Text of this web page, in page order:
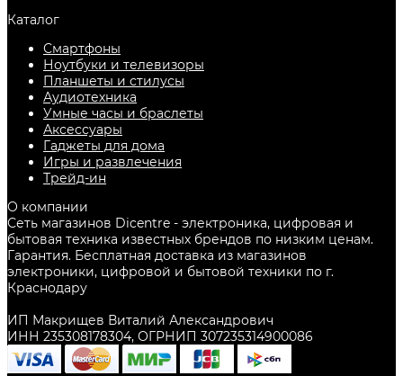
Каталог
Смартфоны
Ноутбуки и телевизоры
Планшеты и стилусы
Аудиотехника
Умные часы и браслеты
Аксессуары
Гаджеты для дома
Игры и развлечения
Трейд-ин
О компании
Сеть магазинов Dicentre - электроника, цифровая и
бытовая техника известных брендов по низким ценам.
Гарантия. Бесплатная доставка из магазинов
электроники, цифровой и бытовой техники по г.
Краснодару
ИП Макрищев Виталий Александрович
ИНН 235308178304, ОГРНИП 307235314900086